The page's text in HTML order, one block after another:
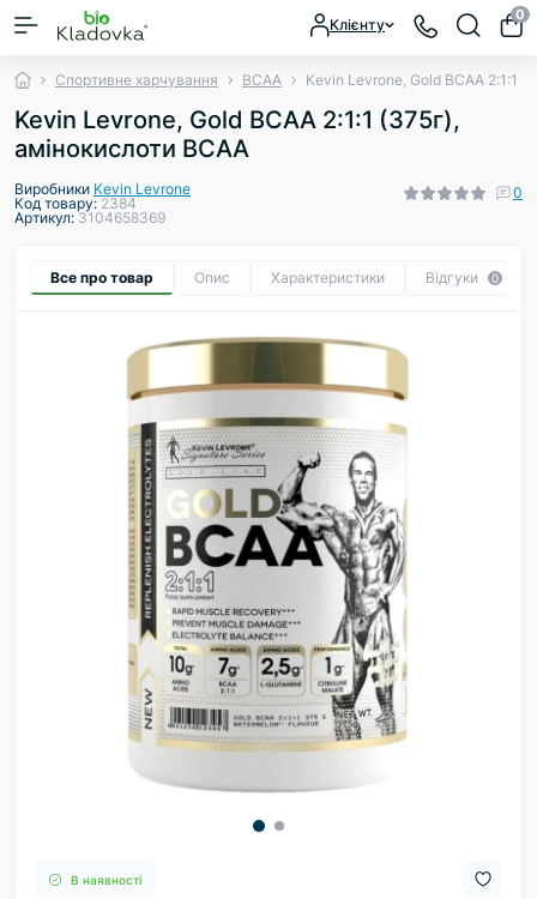
Клієнту
0
Спортивне харчування ВСАА Kevin Levrone, Gold BCAA 2:1:1
Kevin Levrone, Gold BCAA 2:1:1 (375г),
амінокислоти BCAA
Виробники Kevin Levrone
Код товару: 2384
Артикул: 3104658369
0
Все про товар Опис Характеристики Відгуки 0
В наявності